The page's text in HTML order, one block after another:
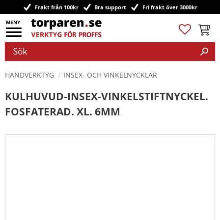
Meny
Frakt från 100kr Bra support Fri frakt över 3000kr
Favoriter
HANDVERKTYG INSEX- OCH VINKELNYCKLAR
KULHUVUD-INSEX-VINKELSTIFTNYCKEL.
FOSFATERAD. XL. 6MM